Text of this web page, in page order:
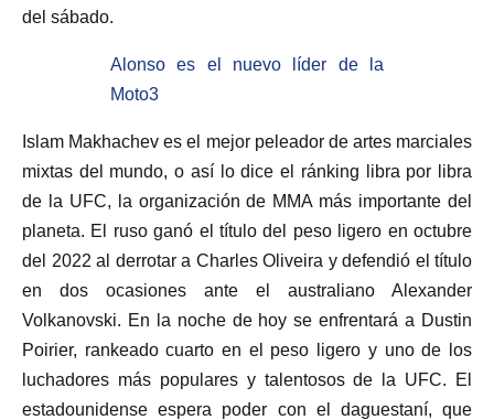
del sábado.
Alonso es el nuevo líder de la
Moto3
Islam Makhachev es el mejor peleador de artes marciales
mixtas del mundo, o así lo dice el ránking libra por libra
de la UFC, la organización de MMA más importante del
planeta. El ruso ganó el título del peso ligero en octubre
del 2022 al derrotar a Charles Oliveira y defendió el título
en dos ocasiones ante el australiano Alexander
Volkanovski. En la noche de hoy se enfrentará a Dustin
Poirier, rankeado cuarto en el peso ligero y uno de los
luchadores más populares y talentosos de la UFC. El
estadounidense espera poder con el daguestaní, que